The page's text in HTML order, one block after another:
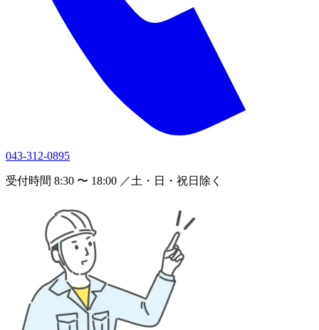
043-312-0895
受付時間 8:30 〜 18:00 ／土・日・祝日除く